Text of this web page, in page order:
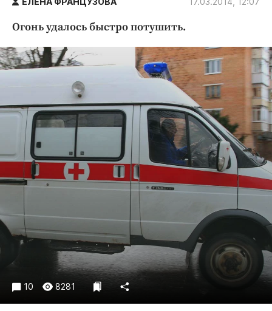
Авто и транспорт
Благоустройство
Криминал
Недвижимость и ЖКХ
Образование
Общество
Погода
Праздники
Происшествия
Экономика и бизнес
ПРОЕКТЫ
Блоги
Издания
Медиаперсона
Огонь удалось быстро потушить.
10 8281